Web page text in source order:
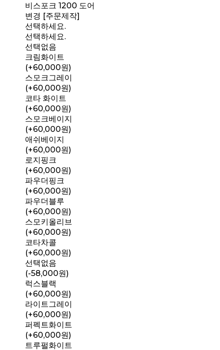
비스포크 1200 도어
변경 [주문제작]
선택하세요.
선택하세요.
선택없음
크림화이트
(+60,000원)
스모크그레이
(+60,000원)
코타 화이트
(+60,000원)
스모크베이지
(+60,000원)
애쉬베이지
(+60,000원)
로지핑크
(+60,000원)
파우더핑크
(+60,000원)
파우더블루
(+60,000원)
스모키올리브
(+60,000원)
코타차콜
(+60,000원)
선택없음
(-58,000원)
럭스블랙
(+60,000원)
라이트그레이
(+60,000원)
퍼펙트화이트
(+60,000원)
트루펄화이트